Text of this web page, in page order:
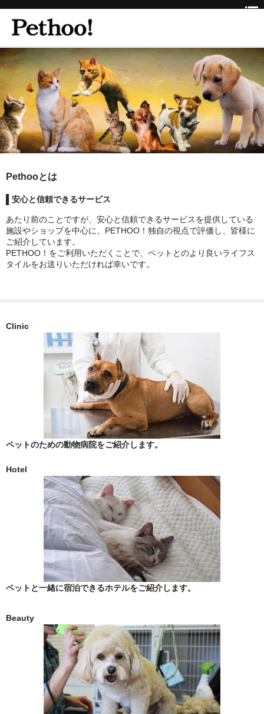
ホーム
BEAUTY
CLINIC
三重県
兵庫県
神戸市
千葉県
いすみ市
八千代市
八街市
匝瑳市
千葉市
中央区
稲毛区
緑区
花見川区
若葉区
南房総市
印旛郡栄町
Pethooとは
安心と信頼できるサービス
あたり前のことですが、安心と信頼できるサービスを提供している
施設やショップを中心に、PETHOO！独自の視点で評価し、皆様に
ご紹介しています。
PETHOO！をご利用いただくことで、ペットとのより良いライフス
タイルをお送りいただければ幸いです。
Clinic
ペットのための動物病院をご紹介します。
Hotel
ペットと一緒に宿泊できるホテルをご紹介します。
Beauty